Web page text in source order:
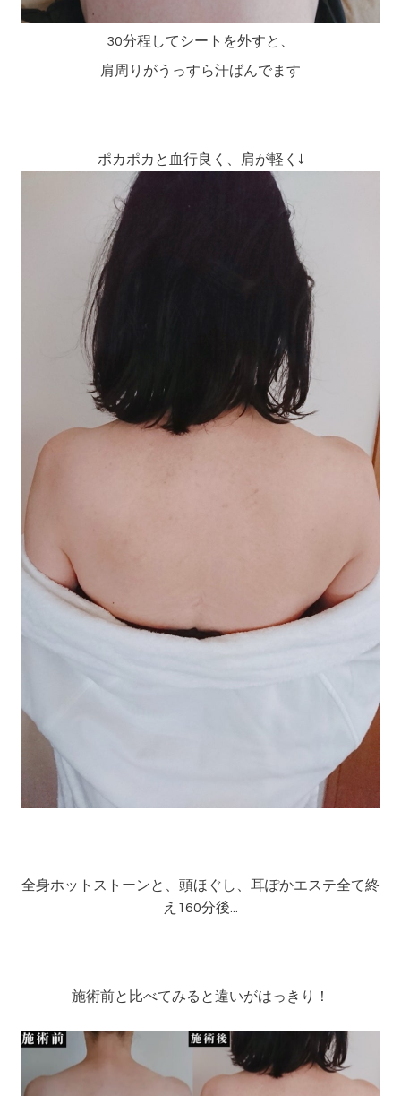
30分程してシートを外すと、
肩周りがうっすら汗ばんでます
ポカポカと血行良く、肩が軽く↓
全身ホットストーンと、頭ほぐし、耳ぽかエステ全て終
え160分後...
施術前と比べてみると違いがはっきり！